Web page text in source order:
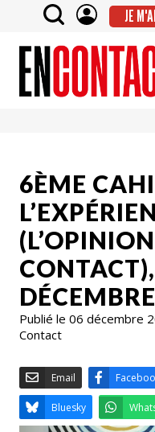
JE
6ÈME
DÉCEMBRE
Publié le 06 décembre
Contact